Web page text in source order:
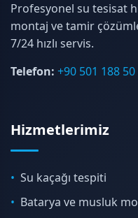
Profesyonel su tesisat
montaj ve tamir
7/24 hızlı servis.
Telefon: +90 501 188 50
Hizmetlerimiz
Su kaçağı tespiti
Batarya ve musluk